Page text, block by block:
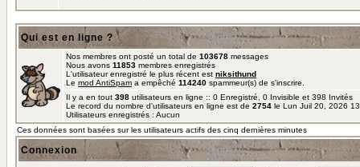
Qui est en ligne ?
Nos membres ont posté un total de 103678 messages
Nous avons 11853 membres enregistrés
L'utilisateur enregistré le plus récent est niksithund
Le mod AntiSpam a empêché 114240 spammeur(s) de s'inscrire.
Il y a en tout 398 utilisateurs en ligne :: 0 Enregistré, 0 Invisible et 398
Le record du nombre d'utilisateurs en ligne est de 2754 le Lun Juil 20, 2026
Utilisateurs enregistrés : Aucun
Ces données sont basées sur les utilisateurs actifs des cinq dernières minutes
Connexion